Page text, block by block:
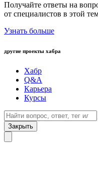
Получайте ответы на
от специалистов в этой
Узнать больше
другие проекты хабра
Хабр
Q&A
Карьера
Курсы
Закрыть